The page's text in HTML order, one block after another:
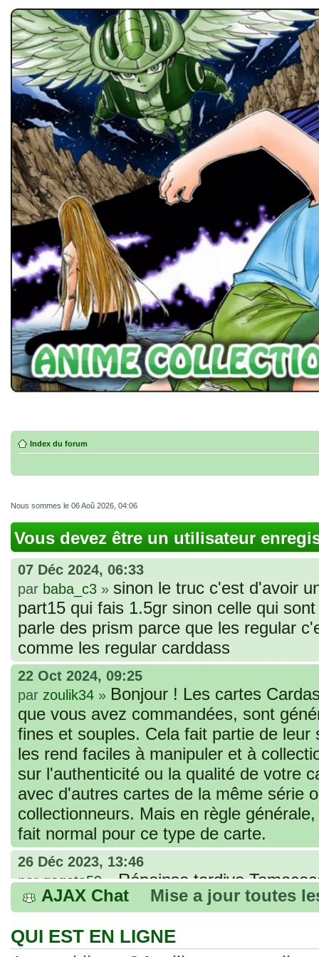
Index du forum
Nous sommes le 06 Aoû 2026, 04:06
Vous devez être un utilisateur
07 Déc 2024, 06:33
par baba_c3 » sinon le truc c'est d'avoir
part15 qui fais 1.5gr sinon celle qui
parle des prism parce que les regular
comme les regular carddass
22 Oct 2024, 09:25
par zoulik34 » Bonjour ! Les cartes
que vous avez commandées, sont
fines et souples. Cela fait partie de
les rend faciles à manipuler et à
sur l'authenticité ou la qualité de votre
avec d'autres cartes de la même série
collectionneurs. Mais en règle
fait normal pour ce type de carte.
26 Déc 2023, 13:46
pargogeta59»Répoinse tardive
acheter une réédition de cette Hondan ?
02 Juin 2023, 14:17
parTomacoco»Bonjour j'ai commandé
AJAX Chat Mise a jour toutes
QUI EST EN LIGNE